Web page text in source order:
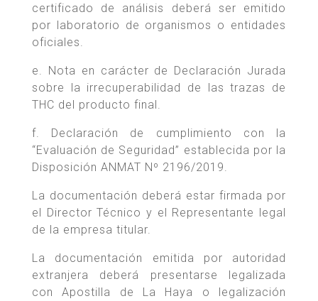
certificado de análisis deberá ser emitido
por laboratorio de organismos o entidades
oficiales.
e. Nota en carácter de Declaración Jurada
sobre la irrecuperabilidad de las trazas de
THC del producto final.
f. Declaración de cumplimiento con la
“Evaluación de Seguridad” establecida por la
Disposición ANMAT Nº 2196/2019.
La documentación deberá estar firmada por
el Director Técnico y el Representante legal
de la empresa titular.
La documentación emitida por autoridad
extranjera deberá presentarse legalizada
con Apostilla de La Haya o legalización